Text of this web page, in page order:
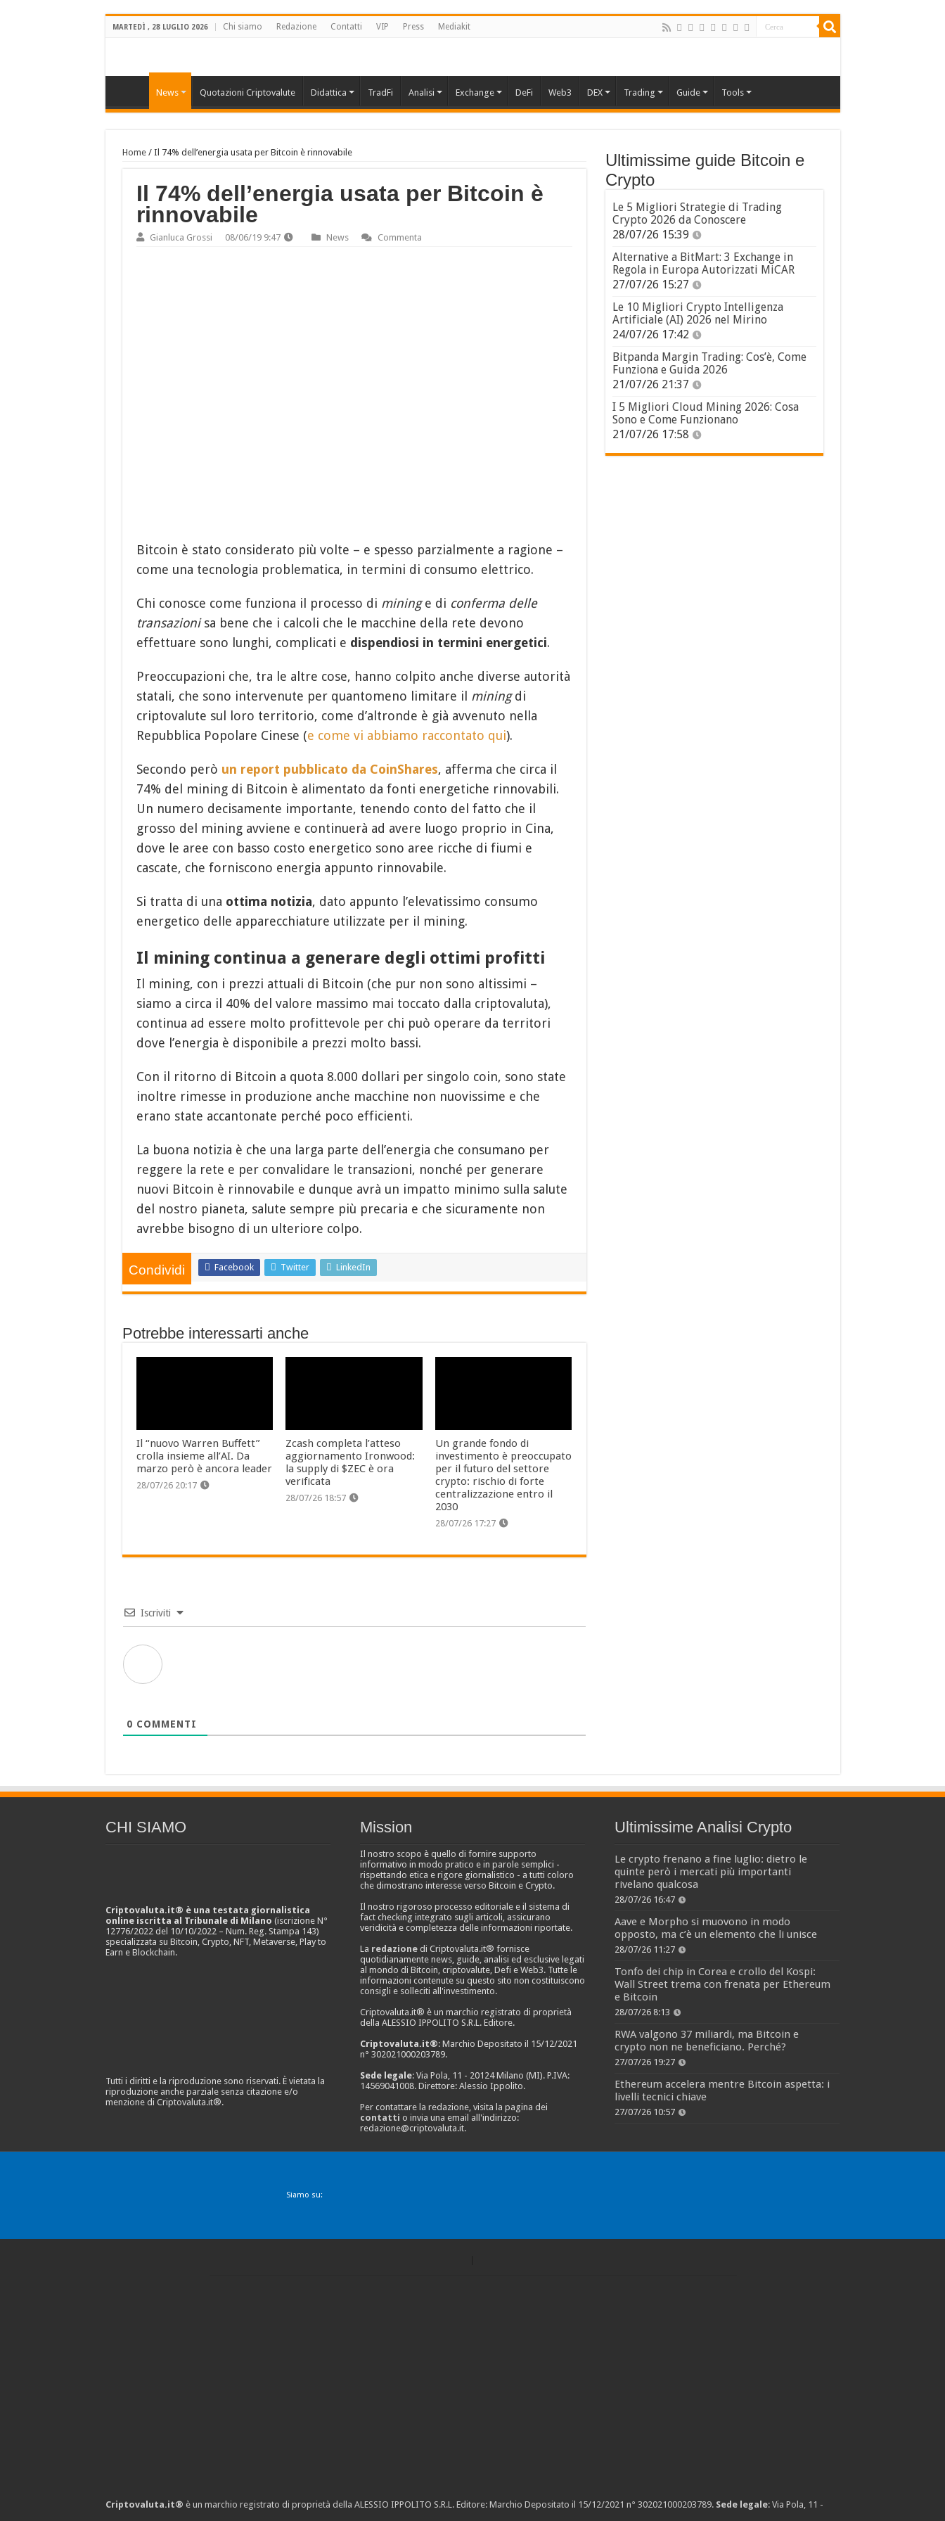
MARTEDÌ , 28 LUGLIO 2026 Chi siamo Redazione Contatti VIP Press Mediakit
News Quotazioni Criptovalute Didattica TradFi Analisi Exchange DeFi Web3 DEX Trading Guide Tools
Home/ Il 74% dell’energia usata per Bitcoin è rinnovabile
Il 74% dell’energia usata per Bitcoin è
rinnovabile
Gianluca Grossi 08/06/19 9:47 News Commenta
Bitcoin è stato considerato più volte – e spesso parzialmente a ragione –
come una tecnologia problematica, in termini di consumo elettrico.
Chi conosce come funziona il processo di mininge di conferma delle
transazionisa bene che i calcoli che le macchine della rete devono
effettuare sono lunghi, complicati e dispendiosi in termini energetici.
Preoccupazioni che, tra le altre cose, hanno colpito anche diverse autorità
statali, che sono intervenute per quantomeno limitare il miningdi
criptovalute sul loro territorio, come d’altronde è già avvenuto nella
Repubblica Popolare Cinese (e come vi abbiamo raccontato qui).
Secondo però un report pubblicato da CoinShares, afferma che circa il
74% del mining di Bitcoin è alimentato da fonti energetiche rinnovabili.
Un numero decisamente importante, tenendo conto del fatto che il
grosso del mining avviene e continuerà ad avere luogo proprio in Cina,
dove le aree con basso costo energetico sono aree ricche di fiumi e
cascate, che forniscono energia appunto rinnovabile.
Si tratta di una ottima notizia, dato appunto l’elevatissimo consumo
energetico delle apparecchiature utilizzate per il mining.
Il mining continua a generare degli ottimi profitti
Il mining, con i prezzi attuali di Bitcoin (che pur non sono altissimi –
siamo a circa il 40% del valore massimo mai toccato dalla criptovaluta),
continua ad essere molto profittevole per chi può operare da territori
dove l’energia è disponibile a prezzi molto bassi.
Con il ritorno di Bitcoin a quota 8.000 dollari per singolo coin, sono state
inoltre rimesse in produzione anche macchine non nuovissime e che
erano state accantonate perché poco efficienti.
La buona notizia è che una larga parte dell’energia che consumano per
reggere la rete e per convalidare le transazioni, nonché per generare
nuovi Bitcoin è rinnovabile e dunque avrà un impatto minimo sulla salute
del nostro pianeta, salute sempre più precaria e che sicuramente non
avrebbe bisogno di un ulteriore colpo.
Condividi Facebook Twitter LinkedIn
Potrebbe interessarti anche
Il “nuovo Warren Buffett”
crolla insieme all’AI. Da
marzo però è ancora leader
28/07/26 20:17
Zcash completa l’atteso
aggiornamento Ironwood:
la supply di $ZEC è ora
verificata
28/07/26 18:57
Un grande fondo di
investimento è preoccupato
per il futuro del settore
crypto: rischio di forte
centralizzazione entro il
2030
28/07/26 17:27
Iscriviti
0 COMMENTI
Ultimissime guide Bitcoin e
Crypto
Le 5 Migliori Strategie di Trading
Crypto 2026 da Conoscere
28/07/26 15:39
Alternative a BitMart: 3 Exchange in
Regola in Europa Autorizzati MiCAR
27/07/26 15:27
Le 10 Migliori Crypto Intelligenza
Artificiale (AI) 2026 nel Mirino
24/07/26 17:42
Bitpanda Margin Trading: Cos’è, Come
Funziona e Guida 2026
21/07/26 21:37
I 5 Migliori Cloud Mining 2026: Cosa
Sono e Come Funzionano
21/07/26 17:58
CHI SIAMO
Criptovaluta.it® è una testata giornalistica
online iscritta al Tribunale di Milano (iscrizione N°
12776/2022 del 10/10/2022 – Num. Reg. Stampa 143)
specializzata su Bitcoin, Crypto, NFT, Metaverse, Play to
Earn e Blockchain.
Tutti i diritti e la riproduzione sono riservati. È vietata la
riproduzione anche parziale senza citazione e/o
menzione di Criptovaluta.it®.
Mission
Il nostro scopo è quello di fornire supporto
informativo in modo pratico e in parole semplici -
rispettando etica e rigore giornalistico - a tutti coloro
che dimostrano interesse verso Bitcoin e Crypto.
Il nostro rigoroso processo editoriale e il sistema di
fact checking integrato sugli articoli, assicurano
veridicità e completezza delle informazioni riportate.
La redazionedi Criptovaluta.it® fornisce
quotidianamente news, guide, analisi ed esclusive legati
al mondo di Bitcoin, criptovalute, Defi e Web3. Tutte le
informazioni contenute su questo sito non costituiscono
consigli e solleciti all'investimento.
Criptovaluta.it® è un marchio registrato di proprietà
della ALESSIO IPPOLITO S.R.L. Editore.
Criptovaluta.it®: Marchio Depositato il 15/12/2021
n° 302021000203789.
Sede legale: Via Pola, 11 - 20124 Milano (MI). P.IVA:
14569041008. Direttore: Alessio Ippolito.
Per contattare la redazione, visita la pagina dei
contatti o invia una email all'indirizzo:
redazione@criptovaluta.it.
Ultimissime Analisi Crypto
Le crypto frenano a fine luglio: dietro le
quinte però i mercati più importanti
rivelano qualcosa
28/07/26 16:47
Aave e Morpho si muovono in modo
opposto, ma c’è un elemento che li unisce
28/07/26 11:27
Tonfo dei chip in Corea e crollo del Kospi:
Wall Street trema con frenata per Ethereum
e Bitcoin
28/07/26 8:13
RWA valgono 37 miliardi, ma Bitcoin e
crypto non ne beneficiano. Perché?
27/07/26 19:27
Ethereum accelera mentre Bitcoin aspetta: i
livelli tecnici chiave
27/07/26 10:57
Siamo su:
Criptovaluta.it® è un marchio registrato di proprietà della ALESSIO IPPOLITO S.R.L. Editore: Marchio Depositato il 15/12/2021 n° 302021000203789. Sede legale: Via Pola, 11 -